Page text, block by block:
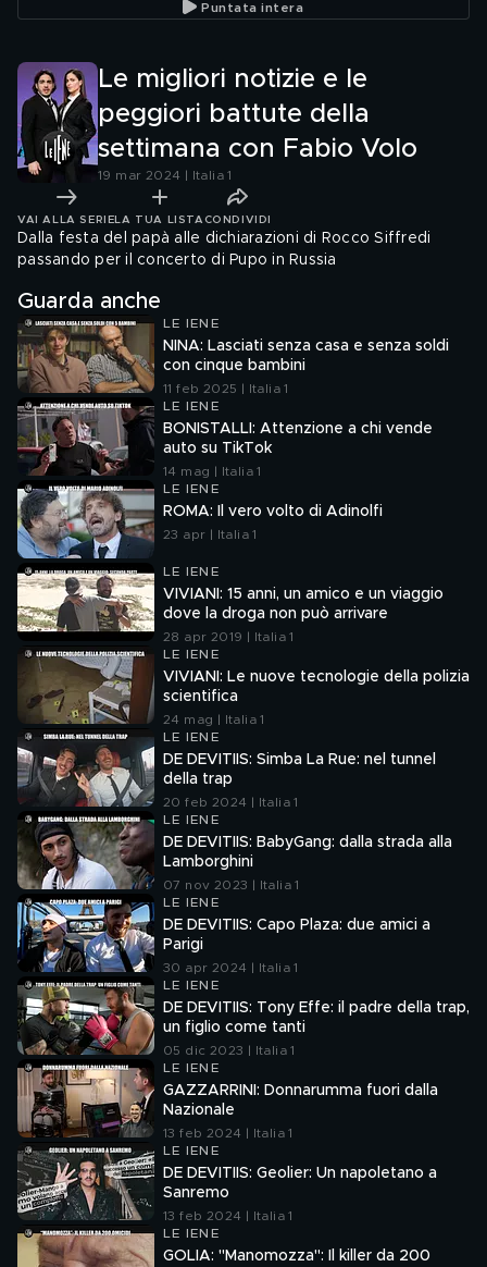
Puntata intera
Le migliori notizie e le
peggiori battute della
settimana con Fabio Volo
19 mar 2024 | Italia 1
VAI ALLA SERIE LA TUA LISTA CONDIVIDI
Dalla festa del papà alle dichiarazioni di Rocco Siffredi
passando per il concerto di Pupo in Russia
Guarda anche
LE IENE
NINA: Lasciati senza casa e senza soldi
con cinque bambini
11 feb 2025 | Italia 1
LE IENE
BONISTALLI: Attenzione a chi vende
auto su TikTok
14 mag | Italia 1
LE IENE
ROMA: Il vero volto di Adinolfi
23 apr | Italia 1
LE IENE
VIVIANI: 15 anni, un amico e un viaggio
dove la droga non può arrivare
28 apr 2019 | Italia 1
LE IENE
VIVIANI: Le nuove tecnologie della polizia
scientifica
24 mag | Italia 1
LE IENE
DE DEVITIIS: Simba La Rue: nel tunnel
della trap
20 feb 2024 | Italia 1
LE IENE
DE DEVITIIS: BabyGang: dalla strada alla
Lamborghini
07 nov 2023 | Italia 1
LE IENE
DE DEVITIIS: Capo Plaza: due amici a
Parigi
30 apr 2024 | Italia 1
LE IENE
DE DEVITIIS: Tony Effe: il padre della trap,
un figlio come tanti
05 dic 2023 | Italia 1
LE IENE
GAZZARRINI: Donnarumma fuori dalla
Nazionale
13 feb 2024 | Italia 1
LE IENE
DE DEVITIIS: Geolier: Un napoletano a
Sanremo
13 feb 2024 | Italia 1
LE IENE
GOLIA: "Manomozza": Il killer da 200